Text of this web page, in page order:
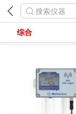
搜索仪器
综合